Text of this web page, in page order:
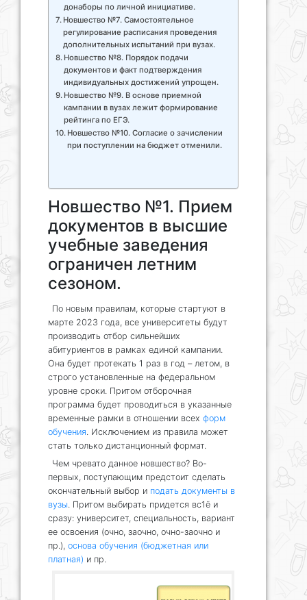
донаборы по личной инициативе.
Новшество №7. Самостоятельное
регулирование расписания проведения
дополнительных испытаний при вузах.
Новшество №8. Порядок подачи
документов и факт подтверждения
индивидуальных достижений упрощен.
Новшество №9. В основе приемной
кампании в вузах лежит формирование
рейтинга по ЕГЭ.
Новшество №10. Согласие о зачислении
при поступлении на бюджет отменили.
Новшество №1. Прием
документов в высшие
учебные заведения
ограничен летним
сезоном.
По новым правилам, которые стартуют в
марте 2023 года, все университеты будут
производить отбор сильнейших
абитуриентов в рамках единой кампании.
Она будет протекать 1 раз в год – летом, в
строго установленные на федеральном
уровне сроки. Притом отборочная
программа будет проводиться в указанные
временные рамки в отношении всех форм
обучения. Исключением из правила может
стать только дистанционный формат.
Чем чревато данное новшество? Во-
первых, поступающим предстоит сделать
окончательный выбор и подать документы в
вузы. Притом выбирать придется вс1ё и
сразу: университет, специальность, вариант
ее освоения (очно, заочно, очно-заочно и
пр.), основа обучения (бюджетная или
платная) и пр.